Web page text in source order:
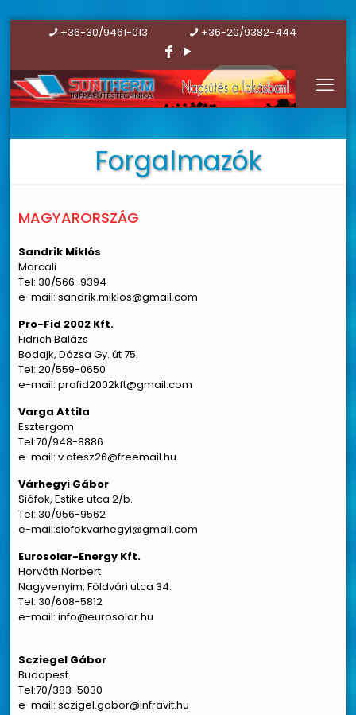
+36-30/9461-013 +36-20/9382-444
Forgalmazók
MAGYARORSZÁG
Sandrik Miklós
Marcali
Tel: 30/566-9394
e-mail: sandrik.miklos@gmail.com
Pro-Fid 2002 Kft.
Fidrich Balázs
Bodajk, Dózsa Gy. út 75.
Tel: 20/559-0650
e-mail: profid2002kft@gmail.com
Varga Attila
Esztergom
Tel:70/948-8886
e-mail: v.atesz26@freemail.hu
Várhegyi Gábor
Siófok, Estike utca 2/b.
Tel: 30/956-9562
e-mail:siofokvarhegyi@gmail.com
Eurosolar-Energy Kft.
Horváth Norbert
Nagyvenyim, Földvári utca 34.
Tel: 30/608-5812
e-mail: info@eurosolar.hu
Scziegel Gábor
Budapest
Tel:70/383-5030
e-mail: sczigel.gabor@infravit.hu